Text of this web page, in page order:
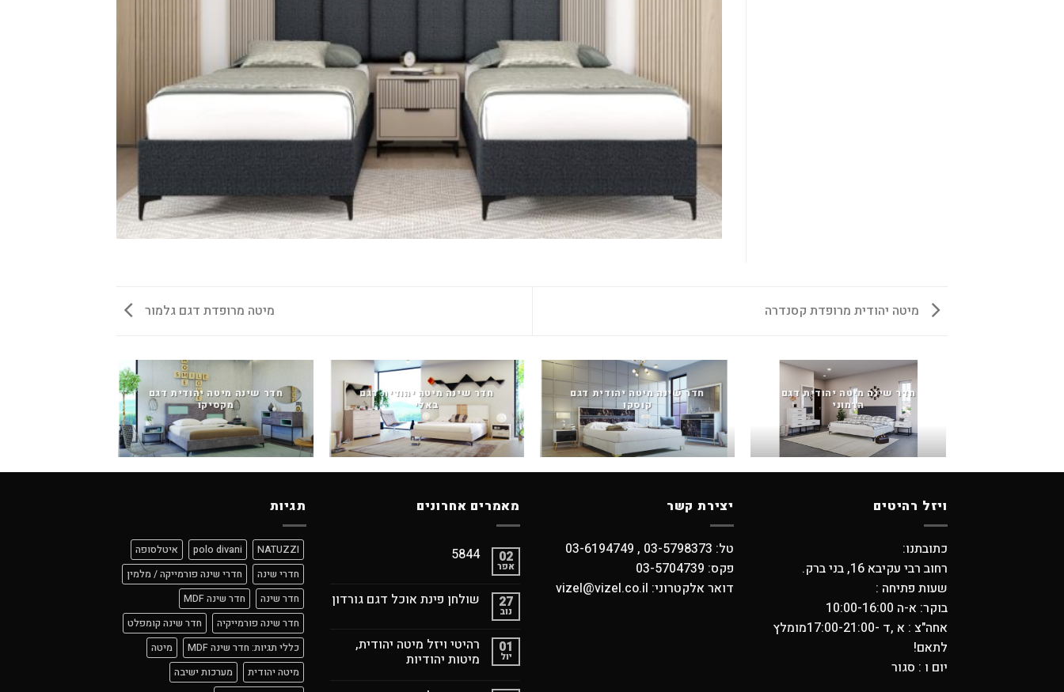
מיטה יהודית מרופדת קסנדרה מיטה מרופדת דגם גלמור
חדר שינה מיטה יהודית דגם
הרמוני
חדר שינה מיטה יהודית דגם
קוסקו
חדר שינה מיטה יהודית דגם
באלי
חדר שינה מיטה יהודית דגם
מקסיקו
ויזל רהיטים
כתובתנו:
רחוב רבי עקיבא 16, בני ברק.
שעות פתיחה :
בוקר: א-ה 10:00-16:00
אחה"צ : א ,ד -17:00-21:00מומלץ
לתאם!
יום ו : סגור
יצירת קשר
טל: 03-5798373 , 03-6194749
פקס: 03-5704739
דואר אלקטרוני: vizel@vizel.co.il
מאמרים אחרונים
02
אפר
5844
27
נוב
שולחן פינת אוכל דגם גורדון
01
יול
רהיטי ויזל מיטה יהודית,
מיטות יהודיות
תגיות
NATUZZI
polo divani
איטלסופה
חדרי שינה
חדרי שינה פורמייקה / מלמין
חדר שינה
חדר שינה MDF
חדר שינה פורמייקיה
חדר שינה קומפלט
כללי תגיות: חדר שינה MDF
מיטה
מיטה יהודית
מערכות ישיבה